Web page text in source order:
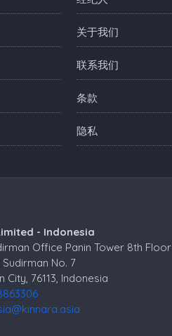
关于我们
联系我们
条款
隐私
- Indonesia
Office Panin Tower 8th Floor
No. 7
City, 76113, Indonesia